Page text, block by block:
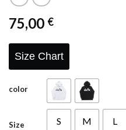
75,00 €
Size Chart
color
Size S M L